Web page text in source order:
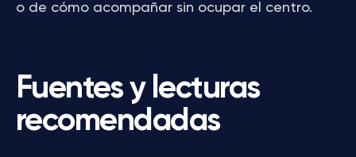
o de cómo acompañar sin ocupar el centro.
Fuentes y lecturas
recomendadas